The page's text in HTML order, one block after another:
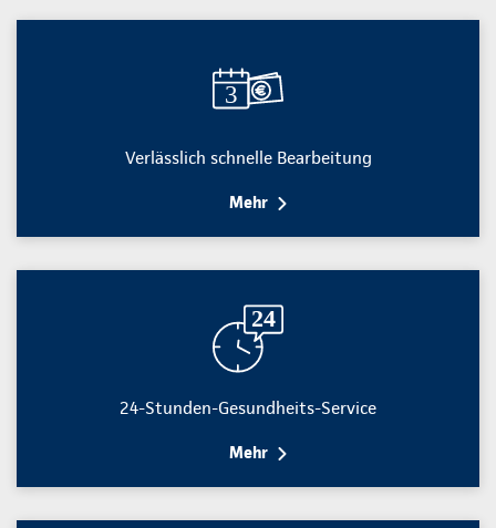
Verlässlich schnelle Bearbeitung
Mehr
24-Stunden-Gesundheits-Service
Mehr